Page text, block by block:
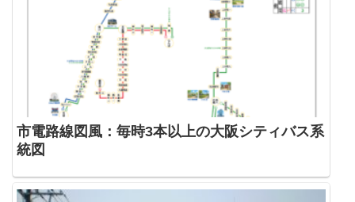
市電路線図風：毎時3本以上の大阪シティバス系
統図